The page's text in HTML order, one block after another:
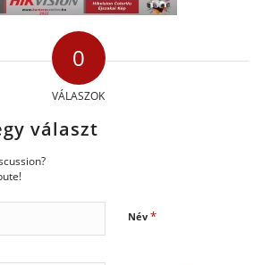
0
VÁLASZOK
választ
Név *